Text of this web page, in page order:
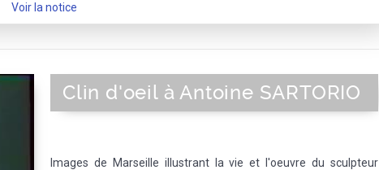
Voir la notice
Clin d'oeil à Antoine SARTORIO
Images de Marseille illustrant la vie et l'oeuvre du sculpteur